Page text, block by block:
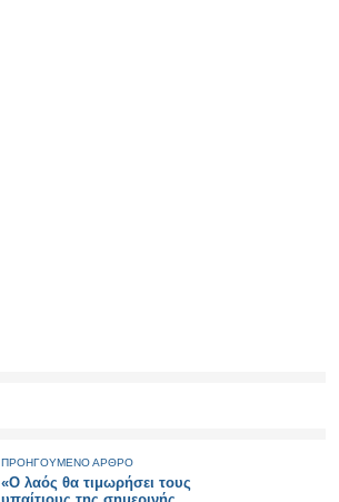
ΠΡΟΗΓΟΥΜΕΝΟ ΑΡΘΡΟ
«Ο λαός θα τιμωρήσει τους